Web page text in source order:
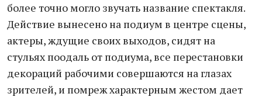
более точно могло звучать название спектакля.
Действие вынесено на подиум в центре сцены,
актеры, ждущие своих выходов, сидят на
стульях поодаль от подиума, все перестановки
декораций рабочими совершаются на глазах
зрителей, и помреж характерным жестом дает